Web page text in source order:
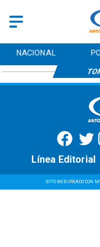
NACIONAL
SITIO WEB CREADO CON
Línea Editorial